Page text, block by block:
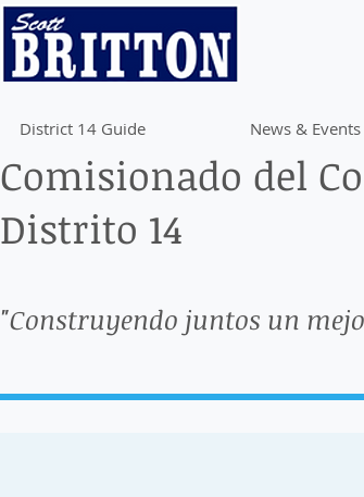
District 14 Guide News & Events
Comisionado del
Distrito 14
"Construyendo juntos un